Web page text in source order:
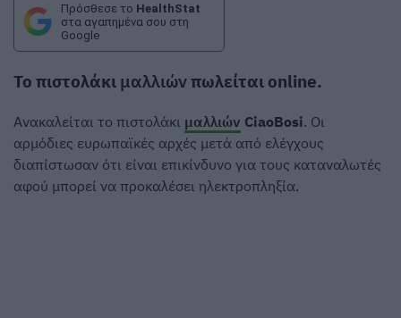
Πρόσθεσε το HealthStat
στα αγαπημένα σου στη
Google
Το πιστολάκι μαλλιώνπωλείται online.
Ανακαλείται το πιστολάκι μαλλιών CiaoBosi. Οι
αρμόδιες ευρωπαϊκές αρχές μετά από ελέγχους
διαπίστωσαν ότι είναι επικίνδυνο για τους καταναλωτές
αφού μπορεί να προκαλέσει ηλεκτροπληξία.